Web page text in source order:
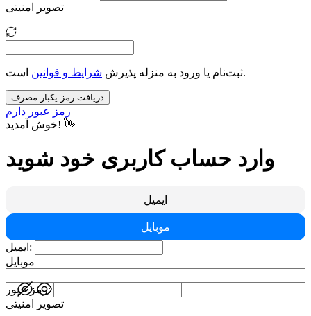
تصویر امنیتی
ثبت‌نام یا ورود به منزله پذیرش شرایط و قوانین است.
دریافت رمز یکبار مصرف
رمز عبور دارم
خوش آمدید! 👋
وارد حساب کاربری خود شوید
ایمیل
موبایل
ایمیل:
موبایل
رمز عبور:
تصویر امنیتی